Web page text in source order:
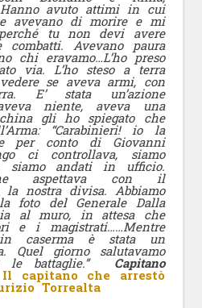
avuto attimi in cui
avevano di morire e mi
tu non devi avere
Avevano paura
chi eravamo…L’ho preso
via. L’ho steso a terra
se aveva armi, con
E’ stata un’azione
niente, aveva una
gli ho spiegato che
“Carabinieri! io la
per conto di Giovanni
ci controllava, siamo
siamo andati in ufficio.
aspettava con il
la nostra divisa. Abbiamo
foto del Generale Dalla
al muro, in attesa che
e i magistrati……Mentre
in caserma è stata un
Quel giorno salutavamo
le battaglie.” Capitano
capitano che arrestò
Torrealta